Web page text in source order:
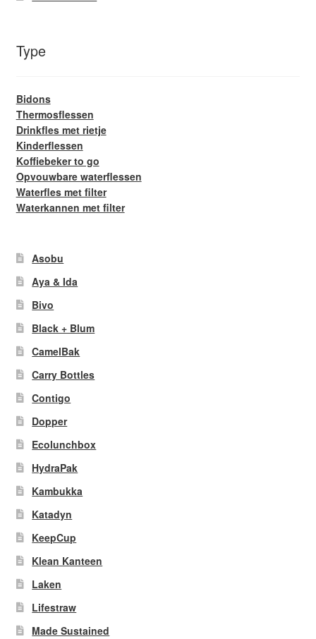
Type
Bidons
Thermosflessen
Drinkfles met rietje
Kinderflessen
Koffiebeker to go
Opvouwbare waterflessen
Waterfles met filter
Waterkannen met filter
Asobu
Aya & Ida
Bivo
Black + Blum
CamelBak
Carry Bottles
Contigo
Dopper
Ecolunchbox
HydraPak
Kambukka
Katadyn
KeepCup
Klean Kanteen
Laken
Lifestraw
Made Sustained